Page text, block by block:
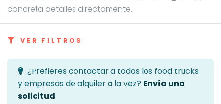
concreta detalles directamente.
VER FILTROS
¿Prefieres contactar a todos los food trucks
y empresas de alquiler a la vez? Envía una
solicitud